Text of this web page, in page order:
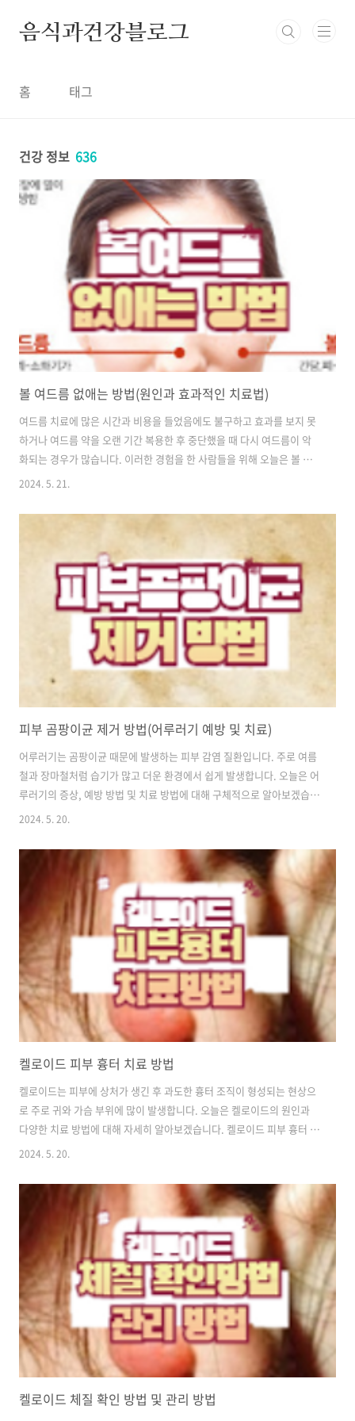
음식과건강블로그
홈 태그
건강 정보 636
볼 여드름 없애는 방법(원인과 효과적인 치료법)
여드름 치료에 많은 시간과 비용을 들었음에도 불구하고 효과를 보지 못
하거나 여드름 약을 오랜 기간 복용한 후 중단했을 때 다시 여드름이 악
화되는 경우가 많습니다. 이러한 경험을 한 사람들을 위해 오늘은 볼 여
드름이 생기는 원인과 과정을 통해 효과적인 치료 방법을 알아보겠습니
이 중요합니다. 피부에는 모공이 있으며 이 모공 안에는 피지샘이 있어
피지를 분비합니다. 피지는 피부를 보호하고 수분을 유지하는 역할을 하
지만 과다 분비되거나 모공이 막히면 문제가 발생합니다. 피지가 모공 안
에서 빠져나가지 못하고 고이면 여드름이 됩니다. 1. 좁쌀 여드름(면포
성 여드름) 좁쌀 여드름은 하얗고 오돌토돌한 형태로 피지가 과다 분비되
거나 각질과 노폐물..
2024. 5. 21.
피부 곰팡이균 제거 방법(어루러기 예방 및 치료)
어루러기는 곰팡이균 때문에 발생하는 피부 감염 질환입니다. 주로 여름
철과 장마철처럼 습기가 많고 더운 환경에서 쉽게 발생합니다. 오늘은 어
루러기의 증상, 예방 방법 및 치료 방법에 대해 구체적으로 알아보겠습니
다. 피부 곰팡이균 증상 어루러기는 곰팡이균의 일종인 말라세지아가 피
땀을 많이 흘리는 사람들에게서 나타납니다. 어루러기는 여름철과 장마
철처럼 습기가 많고 더운 환경에서 쉽게 발생하며 남녀 모두에게 영향을
미칠 수 있습니다. 1. 핑크색 반점 어루러기의 가장 특징적인 증상은 피
부에 둥글둥글한 핑크색 반점이 나타나는 것입니다. 이 반점은 주로 목,
가슴, 등, 어깨와 같은 부위에 생기며 시간이 지남에 따라 점점 확산될 수
있습니다...
2024. 5. 20.
켈로이드 피부 흉터 치료 방법
켈로이드는 피부에 상처가 생긴 후 과도한 흉터 조직이 형성되는 현상으
로 주로 귀와 가슴 부위에 많이 발생합니다. 오늘은 켈로이드의 원인과
다양한 치료 방법에 대해 자세히 알아보겠습니다. 켈로이드 피부 흉터 원
인 켈로이드는 피부가 상처를 입은 후에 과도한 흉터 조직이 형성되는 현
는 원인에 대해 자세히 알아보겠습니다. 1. 피어싱으로 인한 염증 반
응 귀는 피어싱을 흔하게 하는 부위 중 하나입니다. 피어싱 과정에서 발
생하는 미세한 상처는 감염과 염증을 유발할 수 있으며 이에 따라 켈로이
드가 형성될 수 있습니다.특히 귀의 연골 부위는 혈액 순환이 적어 염증
이 오래 지속될 수 있어 켈로이드 발생 위험이 높습니다.2. 가슴 여드름,
피지 낭종 ..
2024. 5. 20.
켈로이드 체질 확인 방법 및 관리 방법